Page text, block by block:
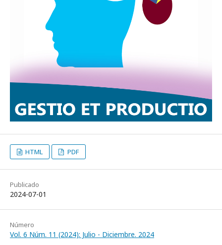
HTML PDF
Publicado
2024-07-01
Número
Vol. 6 Núm. 11 (2024): Julio - Diciembre. 2024